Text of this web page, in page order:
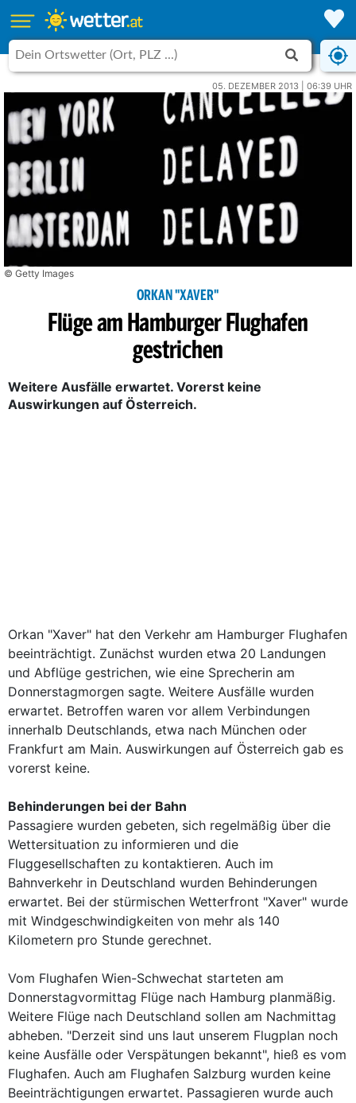
05. DEZEMBER 2013 | 06:39 UHR
© Getty Images
ORKAN "XAVER"
Flüge am Hamburger Flughafen
gestrichen
Weitere Ausfälle erwartet. Vorerst keine
Auswirkungen auf Österreich.
Orkan "Xaver" hat den Verkehr am Hamburger Flughafen
beeinträchtigt. Zunächst wurden etwa 20 Landungen
und Abflüge gestrichen, wie eine Sprecherin am
Donnerstagmorgen sagte. Weitere Ausfälle wurden
erwartet. Betroffen waren vor allem Verbindungen
innerhalb Deutschlands, etwa nach München oder
Frankfurt am Main. Auswirkungen auf Österreich gab es
vorerst keine.
Behinderungen bei der Bahn
Passagiere wurden gebeten, sich regelmäßig über die
Wettersituation zu informieren und die
Fluggesellschaften zu kontaktieren. Auch im
Bahnverkehr in Deutschland wurden Behinderungen
erwartet. Bei der stürmischen Wetterfront "Xaver" wurde
mit Windgeschwindigkeiten von mehr als 140
Kilometern pro Stunde gerechnet.
Vom Flughafen Wien-Schwechat starteten am
Donnerstagvormittag Flüge nach Hamburg planmäßig.
Weitere Flüge nach Deutschland sollen am Nachmittag
abheben. "Derzeit sind uns laut unserem Flugplan noch
keine Ausfälle oder Verspätungen bekannt", hieß es vom
Flughafen. Auch am Flughafen Salzburg wurden keine
Beeinträchtigungen erwartet. Passagieren wurde auch